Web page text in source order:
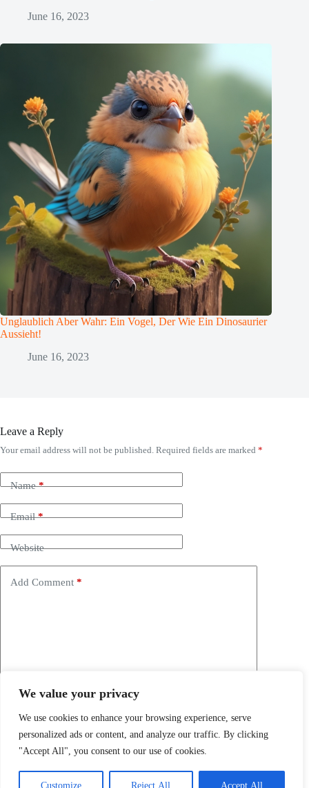
We value your privacy
We use cookies to enhance your browsing experience, serve
personalized ads or content, and analyze our traffic. By clicking
"Accept All", you consent to our use of cookies.
Customize Reject All Accept All
June 16, 2023
Unglaublich Aber Wahr: Ein Vogel, Der Wie Ein Dinosaurier
Aussieht!
June 16, 2023
Leave a Reply
Your email address will not be published. Required fields are marked *
Name*
Email*
Website
Add Comment *
Save my name, email and website in this browser for the
Post Comment